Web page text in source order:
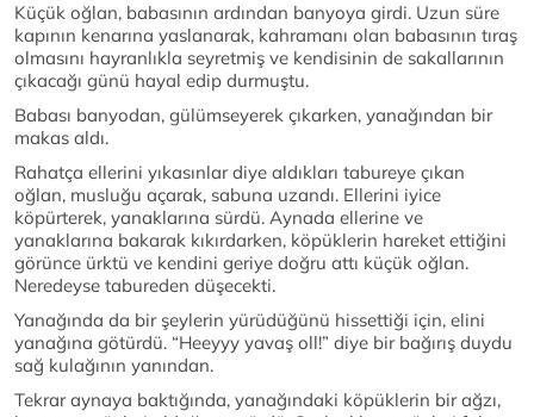
Küçük oğlan, babasının ardından banyoya girdi. Uzun süre
kapının kenarına yaslanarak, kahramanı olan babasının tıraş
olmasını hayranlıkla seyretmiş ve kendisinin de sakallarının
çıkacağı günü hayal edip durmuştu.
Babası banyodan, gülümseyerek çıkarken, yanağından bir
makas aldı.
Rahatça ellerini yıkasınlar diye aldıkları tabureye çıkan
oğlan, musluğu açarak, sabuna uzandı. Ellerini iyice
köpürterek, yanaklarına sürdü. Aynada ellerine ve
yanaklarına bakarak kıkırdarken, köpüklerin hareket ettiğini
görünce ürktü ve kendini geriye doğru attı küçük oğlan.
Neredeyse tabureden düşecekti.
Yanağında da bir şeylerin yürüdüğünü hissettiği için, elini
yanağına götürdü. “Heeyyy yavaş oll!” diye bir bağırış duydu
sağ kulağının yanından.
Tekrar aynaya baktığında, yanağındaki köpüklerin bir ağzı,